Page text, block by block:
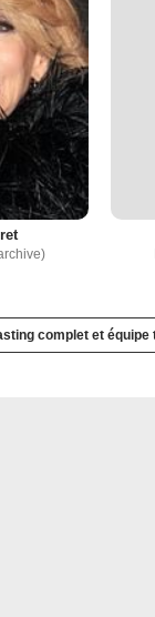
complet et équipe